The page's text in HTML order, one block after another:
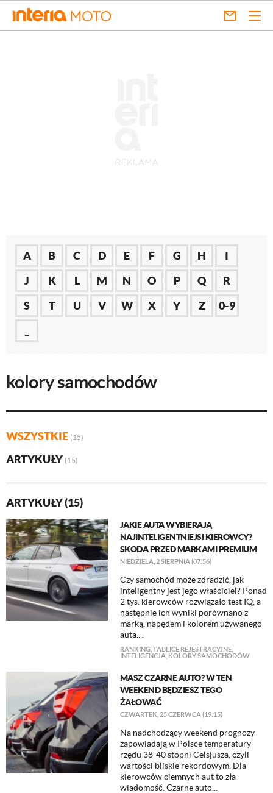
A B C D E F G H
I
J
K L M N O P Q
R
S
T U V W X Y Z
0-9
kolory samochodów
WSZYSTKIE (15)
ARTYKUŁY (15)
ARTYKUŁY (15)
JAKIE AUTA WYBIERAJĄ
NAJINTELIGENTNIEJSI KIEROWCY?
SKODA PRZED MARKAMI PREMIUM
NIEDZIELA, 2 SIERPNIA (07:56)
Czy samochód może zdradzić, jak
inteligentny jest jego właściciel? Ponad
2 tys. kierowców rozwiązało test IQ, a
następnie ich wyniki porównano z
marką, napędem i kolorem używanego
auta....
RANKING, TABLICE REJESTRACYJNE,
INTELIGENCJA KOLORY SAMOCHODÓW
MASZ CZARNE AUTO? W TEN
WEEKEND BĘDZIESZ TEGO
ŻAŁOWAĆ
CZWARTEK, 25 CZERWCA (19:15)
Na nadchodzący weekend prognozy
zapowiadają w Polsce temperatury
rzędu 38-40 stopni Celsjusza, czyli
wartości bliskie rekordowym. Dla
kierowców ciemnych aut to zła
wiadomość. Czarne auto...